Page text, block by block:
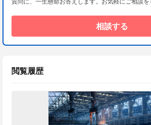
相談する
閲覧履歴